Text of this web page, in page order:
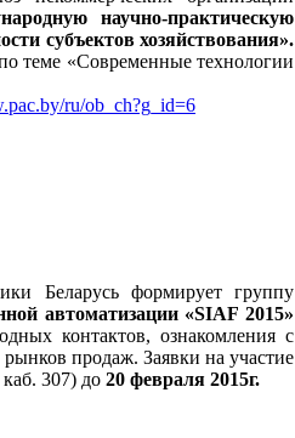
научно-практическую
субъектов хозяйствования».
теме «Современные технологии
ru/ob_ch?g_id=6
Беларусь формирует группу
автоматизации «SIAF 2015»
контактов, ознакомления с
продаж. Заявки на участие
307) до 20 февраля 2015г.